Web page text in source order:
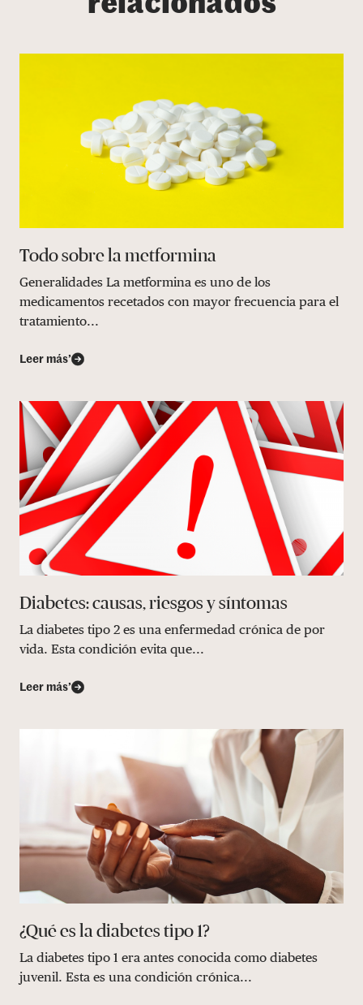
Todo sobre la metformina
Generalidades La metformina es uno de los
medicamentos recetados con mayor frecuencia para el
tratamiento...
Leer más’
Diabetes: causas, riesgos y síntomas
La diabetes tipo 2 es una enfermedad crónica de por
vida. Esta condición evita que...
Leer más’
¿Qué es la diabetes tipo 1?
La diabetes tipo 1 era antes conocida como diabetes
juvenil. Esta es una condición crónica...